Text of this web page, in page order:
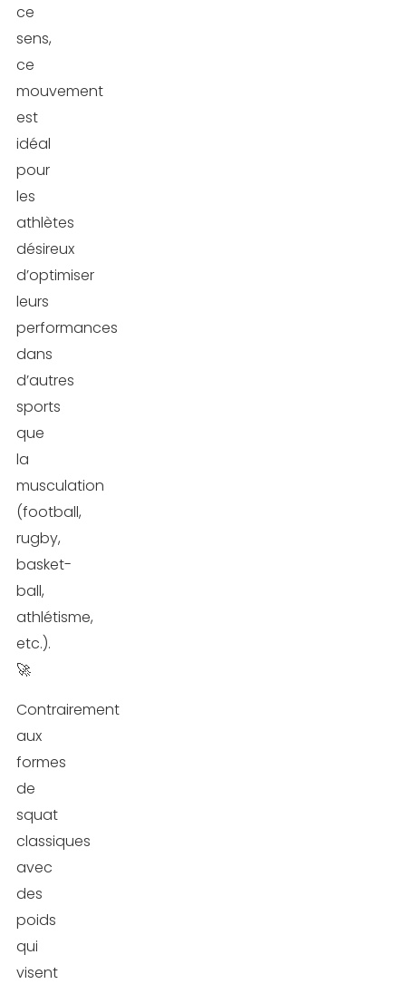
ce
sens,
ce
mouvement
est
idéal
pour
les
athlètes
désireux
d’optimiser
leurs
performances
dans
d’autres
sports
que
la
musculation
(football,
rugby,
basket-
ball,
athlétisme,
etc.).
🚀
Contrairement
aux
formes
de
squat
classiques
avec
des
poids
qui
visent